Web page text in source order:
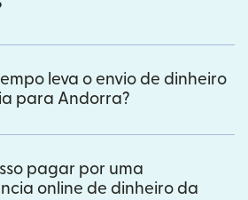
leva o envio de dinheiro
para Andorra?
pagar por uma
online de dinheiro da